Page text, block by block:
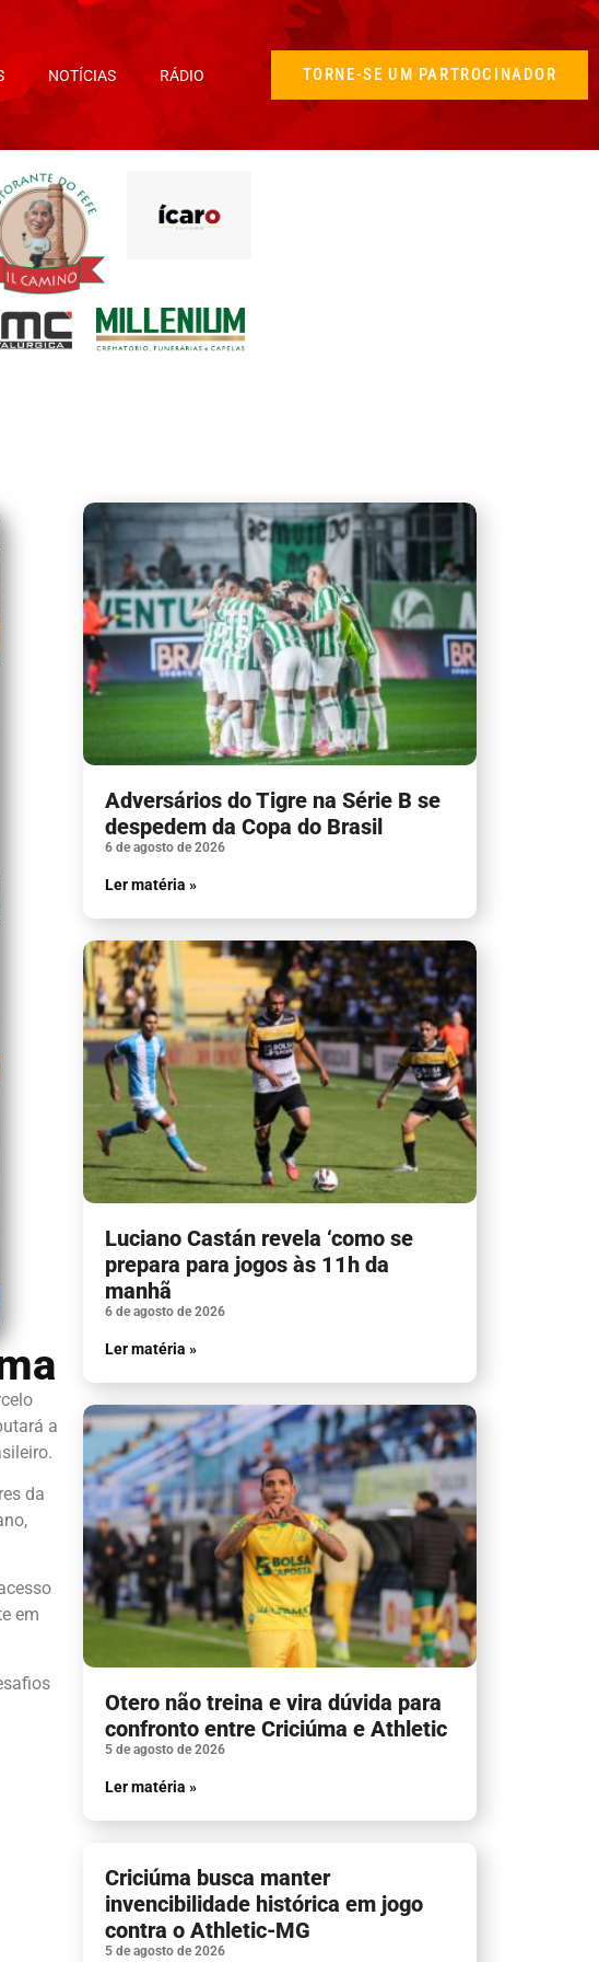
NOTÍCIAS RÁDIO TORNE-SE UM PARTROCINADOR
a
da
em
Adversários do Tigre na Série B se
despedem da Copa do Brasil
6 de agosto de 2026
Ler matéria »
Luciano Castán revela ‘como se
prepara para jogos às 11h da
manhã
6 de agosto de 2026
Ler matéria »
Otero não treina e vira dúvida para
confronto entre Criciúma e Athletic
5 de agosto de 2026
Ler matéria »
Criciúma busca manter
invencibilidade histórica em jogo
contra o Athletic-MG
5 de agosto de 2026